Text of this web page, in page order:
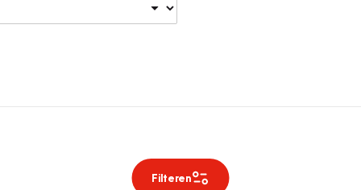
Filteren